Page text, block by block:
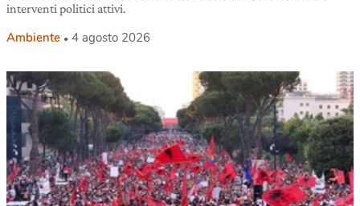
interventi politici attivi.
Ambiente 4 agosto 2026